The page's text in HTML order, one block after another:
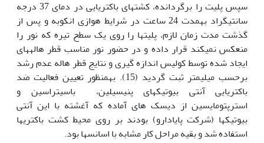
سپس پلیت را برگردانده، کشت‏های باکتریایی در دمای 37 درجه
سانتی‏گراد به‏مدت 24 ساعت در شرایط هوازی انکوبه و پس از
گذشت مدت زمان لازم، پلیت‏ها را روی یک سطح تیره که نور را
منعکس نمی‏کند قرار داده و در حضور نور مناسب قطر هاله‏های
ایجاد شده توسط کولیس اندازه گیری و نتایج قطر هاله عدم رشد
برحسب میلی‏متر ثبت گردید (15). به‏منظور تعیین فعالیت ضد
باکتریایی آنتی بیوتیک‏های پنی‏سیلین، باسیتراسین و
استرپتومایسین از دیسک های آماده که آغشته با این آنتی
بیوتیک‏ها (شرکت پایادارو) بودند بر روی محیط کشت باکتری‏ها
استفاده شد و بقیه مراحل کار مشابه با اسانس‏ها بود.